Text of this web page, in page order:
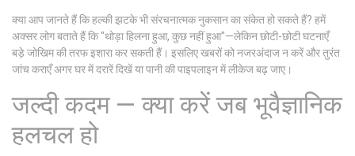
क्या आप जानते हैं कि हल्की झटके भी संरचनात्मक नुकसान का संकेत हो सकते हैं? हमें
अक्सर लोग बताते हैं कि "थोड़ा हिलना हुआ, कुछ नहीं हुआ"—लेकिन छोटी-छोटी घटनाएँ
बड़े जोखिम की तरफ इशारा कर सकती हैं। इसलिए खबरों को नजरअंदाज न करें और तुरंत
जांच कराएँ अगर घर में दरारें दिखें या पानी की पाइपलाइन में लीकेज बढ़ जाए।
जल्दी कदम — क्या करें जब भूवैज्ञानिक
हलचल हो